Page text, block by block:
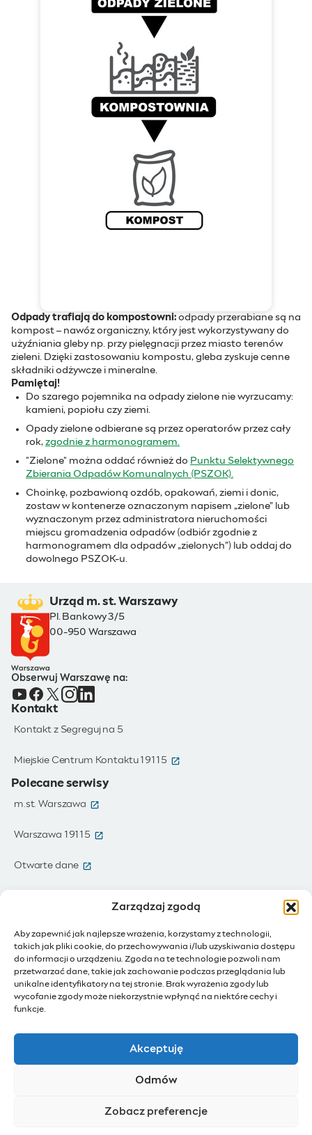
Zarządzaj zgodą
Aby zapewnić jak najlepsze wrażenia, korzystamy z technologii,
takich jak pliki cookie, do przechowywania i/lub uzyskiwania dostępu
do informacji o urządzeniu. Zgoda na te technologie pozwoli nam
przetwarzać dane, takie jak zachowanie podczas przeglądania lub
unikalne identyfikatory na tej stronie. Brak wyrażenia zgody lub
wycofanie zgody może niekorzystnie wpłynąć na niektóre cechy i
funkcje.
Akceptuję
Odmów
Zobacz preferencje
Odpady trafiają do kompostowni: odpady przerabiane są na
kompost – nawóz organiczny, który jest wykorzystywany do
użyźniania gleby np. przy pielęgnacji przez miasto terenów
zieleni. Dzięki zastosowaniu kompostu, gleba zyskuje cenne
składniki odżywcze i mineralne.
Pamiętaj!
Do szarego pojemnika na odpady zielone nie wyrzucamy:
kamieni, popiołu czy ziemi.
Opady zielone odbierane są przez operatorów przez cały
rok, zgodnie z harmonogramem.
"Zielone" można oddać również do Punktu Selektywnego
Zbierania Odpadów Komunalnych (PSZOK).
Choinkę, pozbawioną ozdób, opakowań, ziemi i donic,
zostaw w kontenerze oznaczonym napisem „zielone” lub
wyznaczonym przez administratora nieruchomości
miejscu gromadzenia odpadów (odbiór zgodnie z
harmonogramem dla odpadów „zielonych”) lub oddaj do
dowolnego PSZOK-u.
Urząd m. st. Warszawy
Pl. Bankowy 3/5
00-950 Warszawa
Obserwuj Warszawę na:
Kontakt
Kontakt z Segreguj na 5
Miejskie Centrum Kontaktu 19115 (otwiera się w nowym oknie)
Polecane serwisy
m.st. Warszawa (otwiera się w nowym oknie)
Warszawa 19115 (otwiera się w nowym oknie)
Otwarte dane
IoT - Internet rzeczy (otwiera się w nowym oknie)
BIP - Biuletyn Informacji Publicznej (otwiera się w nowym oknie)
Działam dla Warszawy
Budżet Obywatelski (otwiera się w nowym oknie)
Konsultacje społeczne
Polityka prywatności